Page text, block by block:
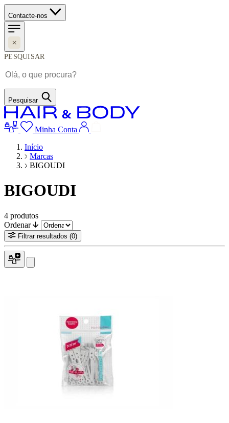
Contacte-nos
PESQUISAR
Pesquisar
Minha Conta
Início
Marcas
BIGOUDI
BIGOUDI
4 produtos
Ordenar
Filtrar resultados (0)